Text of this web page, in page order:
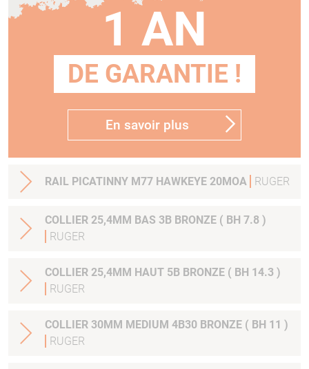
1 AN
DE GARANTIE !
En savoir plus
RAIL PICATINNY M77 HAWKEYE 20MOA RUGER
COLLIER 25,4MM BAS 3B BRONZE ( BH 7.8 )
RUGER
COLLIER 25,4MM HAUT 5B BRONZE ( BH 14.3 )
RUGER
COLLIER 30MM MEDIUM 4B30 BRONZE ( BH 11 )
RUGER